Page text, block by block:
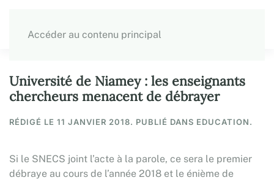
Accéder au contenu principal
Université de Niamey : les enseignants
chercheurs menacent de débrayer
RÉDIGÉ LE 11 JANVIER 2018. PUBLIÉ DANS EDUCATION.
Si le SNECS joint l’acte à la parole, ce sera le premier
débraye au cours de l’année 2018 et le énième de